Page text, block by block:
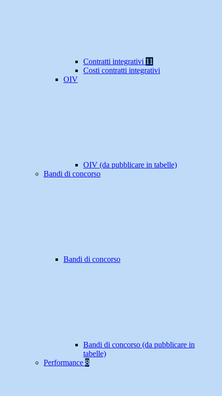
Contratti integrativi 11
Costi contratti integrativi
OIV
OIV (da pubblicare in tabelle)
Bandi di concorso
Bandi di concorso
Bandi di concorso (da pubblicare in
tabelle)
Performance 8